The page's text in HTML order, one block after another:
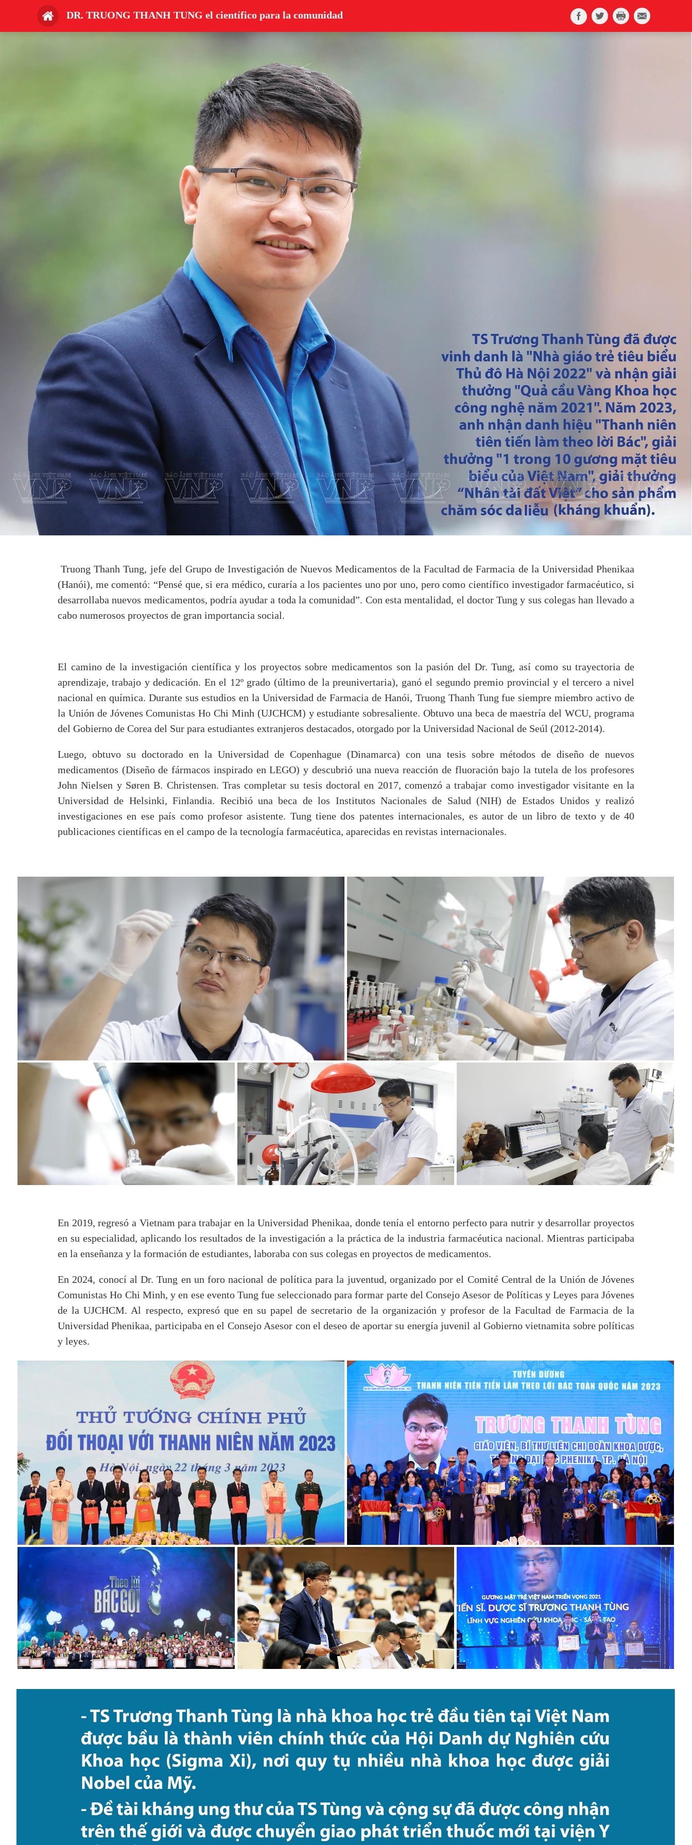
DR. TRUONG THANH TUNG el científico para la comunidad
Truong Thanh Tung, jefe del Grupo de Investigación de Nuevos Medicamentos de la Facultad de Farmacia de la Universidad Phenikaa
(Hanói), me comentó: “Pensé que, si era médico, curaría a los pacientes uno por uno, pero como científico investigador farmacéutico, si
desarrollaba nuevos medicamentos, podría ayudar a toda la comunidad”. Con esta mentalidad, el doctor Tung y sus colegas han llevado a
cabo numerosos proyectos de gran importancia social.
El camino de la investigación científica y los proyectos sobre medicamentos son la pasión del Dr. Tung, así como su trayectoria de
aprendizaje, trabajo y dedicación. En el 12º grado (último de la preunivertaria), ganó el segundo premio provincial y el tercero a nivel
nacional en química. Durante sus estudios en la Universidad de Farmacia de Hanói, Truong Thanh Tung fue siempre miembro activo de
la Unión de Jóvenes Comunistas Ho Chi Minh (UJCHCM) y estudiante sobresaliente. Obtuvo una beca de maestría del WCU, programa
del Gobierno de Corea del Sur para estudiantes extranjeros destacados, otorgado por la Universidad Nacional de Seúl (2012-2014).
Luego, obtuvo su doctorado en la Universidad de Copenhague (Dinamarca) con una tesis sobre métodos de diseño de nuevos
medicamentos (Diseño de fármacos inspirado en LEGO) y descubrió una nueva reacción de fluoración bajo la tutela de los profesores
John Nielsen y Søren B. Christensen. Tras completar su tesis doctoral en 2017, comenzó a trabajar como investigador visitante en la
Universidad de Helsinki, Finlandia. Recibió una beca de los Institutos Nacionales de Salud (NIH) de Estados Unidos y realizó
investigaciones en ese país como profesor asistente. Tung tiene dos patentes internacionales, es autor de un libro de texto y de 40
publicaciones científicas en el campo de la tecnología farmacéutica, aparecidas en revistas internacionales.
En 2019, regresó a Vietnam para trabajar en la Universidad Phenikaa, donde tenía el entorno perfecto para nutrir y desarrollar proyectos
en su especialidad, aplicando los resultados de la investigación a la práctica de la industria farmacéutica nacional. Mientras participaba
en la enseñanza y la formación de estudiantes, laboraba con sus colegas en proyectos de medicamentos.
En 2024, conocí al Dr. Tung en un foro nacional de política para la juventud, organizado por el Comité Central de la Unión de Jóvenes
Comunistas Ho Chi Minh, y en ese evento Tung fue seleccionado para formar parte del Consejo Asesor de Políticas y Leyes para Jóvenes
de la UJCHCM. Al respecto, expresó que en su papel de secretario de la organización y profesor de la Facultad de Farmacia de la
Universidad Phenikaa, participaba en el Consejo Asesor con el deseo de aportar su energía juvenil al Gobierno vietnamita sobre políticas
y leyes.